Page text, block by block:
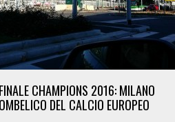
FINALE CHAMPIONS 2016: MILANO
OMBELICO DEL CALCIO EUROPEO